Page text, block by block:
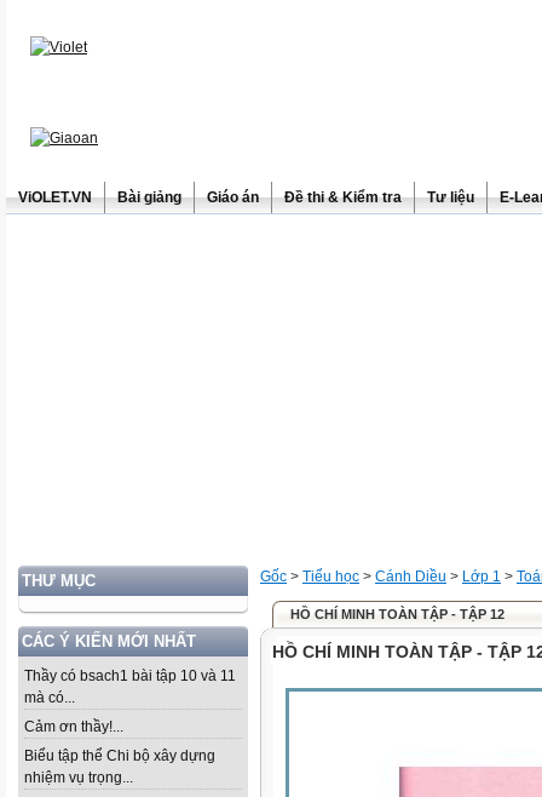
ViOLET.VN Bài giảng Giáo án Đề thi & Kiểm tra Tư liệu E-
THƯ MỤC
CÁC Ý KIẾN MỚI NHẤT
Thầy có bsach1 bài tập 10 và 11
mà có...
Cảm ơn thầy!...
Biểu tập thể Chi bộ xây dựng
nhiệm vụ trọng...
Gốc > Tiểu học > Cánh Diều > Lớp 1 >
HỒ CHÍ MINH TOÀN TẬP - TẬP 12
HỒ CHÍ MINH TOÀN TẬP - TẬP